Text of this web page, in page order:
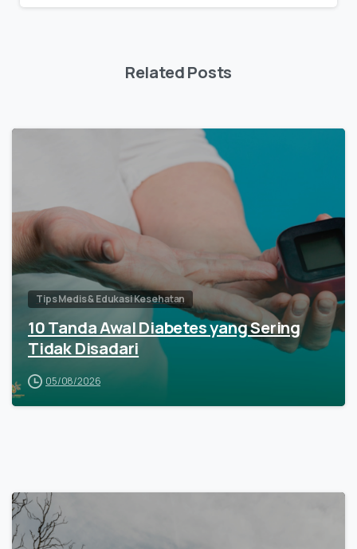
Related Posts
Tips Medis & Edukasi Kesehatan
10 Tanda Awal Diabetes yang Sering
Tidak Disadari
05/08/2026